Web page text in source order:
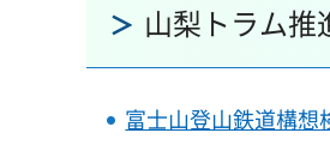
山梨トラム推
富士山登山鉄道構想